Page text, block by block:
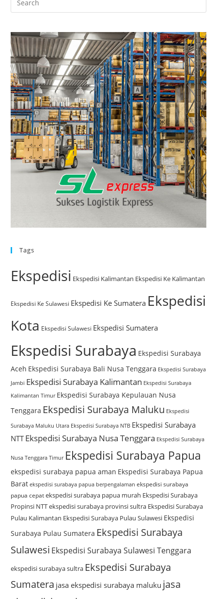
Tags
Ekspedisi Ekspedisi Kalimantan Ekspedisi Ke Kalimantan
Ekspedisi Ke Sulawesi Ekspedisi Ke Sumatera Ekspedisi
Kota Ekspedisi Sulawesi Ekspedisi Sumatera
Ekspedisi Surabaya Ekspedisi Surabaya
Aceh Ekspedisi Surabaya Bali Nusa Tenggara Ekspedisi Surabaya
Jambi Ekspedisi Surabaya Kalimantan Ekspedisi Surabaya
Kalimantan Timur Ekspedisi Surabaya Kepulauan Nusa
Tenggara Ekspedisi Surabaya Maluku Ekspedisi
Surabaya Maluku Utara Ekspedisi Surabaya NTB Ekspedisi Surabaya
NTTEkspedisi Surabaya Nusa Tenggara Ekspedisi Surabaya
Nusa Tenggara Timur Ekspedisi Surabaya Papua
ekspedisi surabaya papua aman Ekspedisi Surabaya Papua
Barat ekspedisi surabaya papua berpengalaman ekspedisi surabaya
papua cepat ekspedisi surabaya papua murah Ekspedisi Surabaya
Propinsi NTTekspedisi surabaya provinsi sultra Ekspedisi Surabaya
Pulau Kalimantan Ekspedisi Surabaya Pulau Sulawesi Ekspedisi
Surabaya Pulau Sumatera Ekspedisi Surabaya
Sulawesi Ekspedisi Surabaya Sulawesi Tenggara
ekspedisi surabaya sultra Ekspedisi Surabaya
Sumatera jasa ekspedisi surabaya maluku jasa